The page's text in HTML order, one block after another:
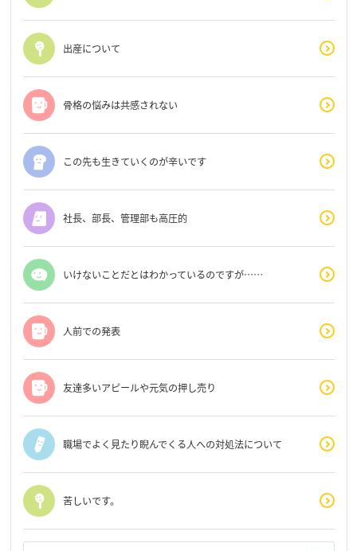
出産について
骨格の悩みは共感されない
この先も生きていくのが辛いです
社長、部長、管理部も高圧的
いけないことだとはわかっているのですが……
人前での発表
友達多いアピールや元気の押し売り
職場でよく見たり睨んでくる人への対処法について
苦しいです。